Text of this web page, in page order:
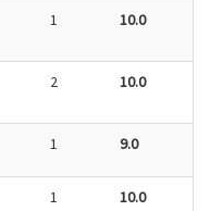
1 10.0
2 10.0
1 9.0
1 10.0